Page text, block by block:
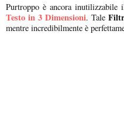
Purtroppo è ancora inutilizzabile
Testo in 3 Dimensioni. Tale
mentre incredibilmente è